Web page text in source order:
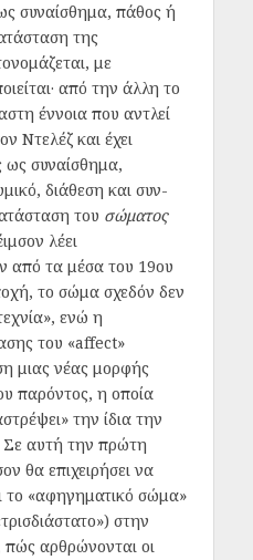
συναίσθημα, πάθος ή
της
με
από την άλλη το
έννοια που αντλεί
Ντελέζ και έχει
ως συναίσθημα,
διάθεση και συν-
του σώματος
λέει
από τα μέσα του 19ου
το σώμα σχεδόν δεν
ενώ η
του «affect»
μιας νέας μορφής
παρόντος, η οποία
την ίδια την
Σε αυτή την πρώτη
θα επιχειρήσει να
το «αφηγηματικό σώμα»
στην
πώς αρθρώνονται οι